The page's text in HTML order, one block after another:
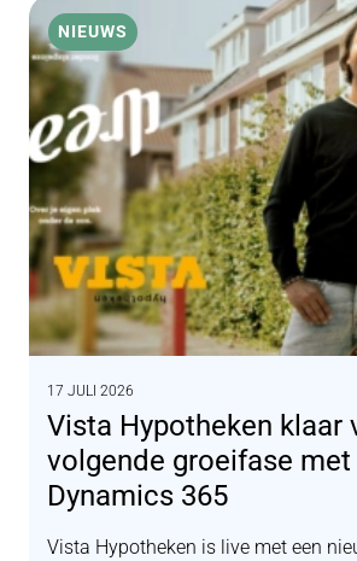
NIEUWS
17 JULI 2026
Vista Hypotheken klaar
volgende groeifase
Dynamics 365
Vista Hypotheken is live met een